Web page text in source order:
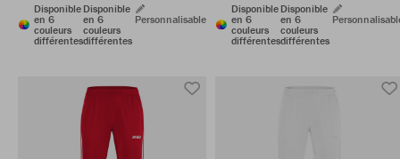
Disponible
en 6
couleurs
différentes
Disponible
en 6
couleurs
différentes
Personnalisable
Disponible
en 6
couleurs
différentes
Disponible
en 6
couleurs
différentes